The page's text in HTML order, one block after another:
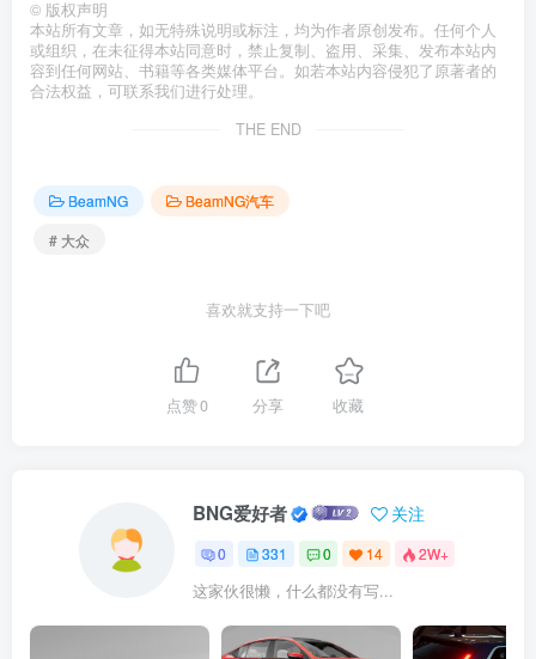
© 版权声明
本站所有文章，如无特殊说明或标注，均为作者原创发布。任何个人
或组织，在未征得本站同意时，禁止复制、盗用、采集、发布本站内
容到任何网站、书籍等各类媒体平台。如若本站内容侵犯了原著者的
合法权益，可联系我们进行处理。
THE END
BeamNG
BeamNG汽车
# 大众
喜欢就支持一下吧
点赞0 分享 收藏
BNG爱好者 关注
0 331 0 14 2W+
这家伙很懒，什么都没有写...